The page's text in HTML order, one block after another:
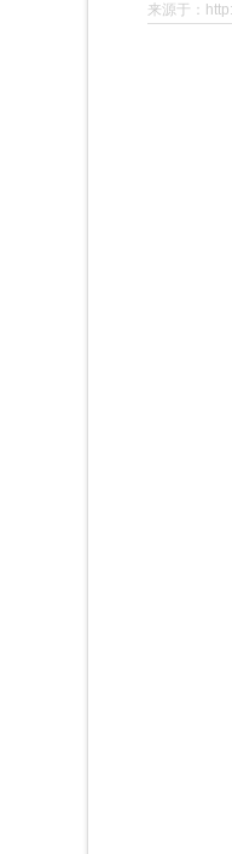
来源于：